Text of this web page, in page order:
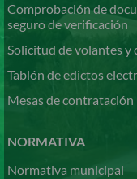
Comprobación de
seguro de verificación
Solicitud de volantes y
Tablón de edictos
Mesas de contratación
NORMATIVA
Normativa municipal